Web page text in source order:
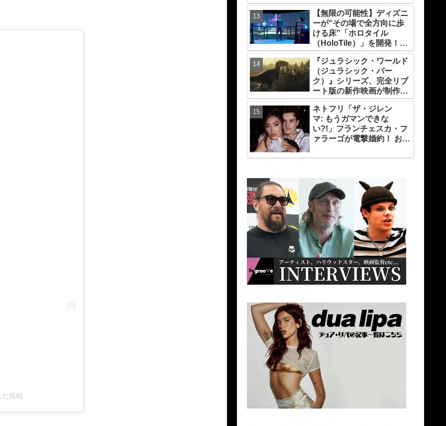
投稿
マ・ストーンのオーラと怪
演、そして緻密すぎる演技
力！ これは女性の“自由意
志”の物語［レビュー＆解
説］
【無限の可能性】ディズニ
ーが“その場で全方向に歩
ける床”「ホロタイル
（HoloTile）」を開発！
VR空間を自在に動けるよ
うに【『レディプレ』実現
への大きな一歩？】
『ジュラシック・ワールド
（ジュラシック・パー
ク）』シリーズ、完全リブ
ート版の新作映画が制作
中！ 元祖『ジュラシック・
パーク』の脚本家デヴィッ
ド・コープが関与
ネトフリ「ザ・ジレン
マ: もうガマンできな
い?!」フランチェスカ・フ
ァラーゴが電撃婚約！ お相
TikToker、しあわせいっぱ
り］